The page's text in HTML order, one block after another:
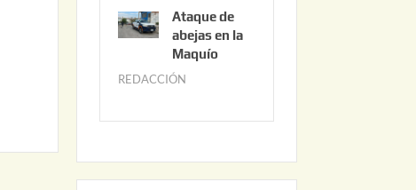
0
2
6
n
i
0
2
Ataque de
abejas en la
Maquío
REDACCIÓN
y